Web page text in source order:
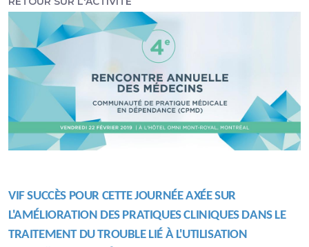
VIF SUCCÈS POUR CETTE JOURNÉE AXÉE SUR
L'AMÉLIORATION DES PRATIQUESCLINIQUESDANS LE
TRAITEMENT DU TROUBLE LIÉ À L'UTILISATION